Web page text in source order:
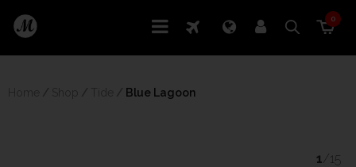
0
Blue Lagoon
1 /15